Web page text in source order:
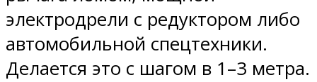
электродрели с редуктором либо
автомобильной спецтехники.
Делается это с шагом в 1–3 метра.